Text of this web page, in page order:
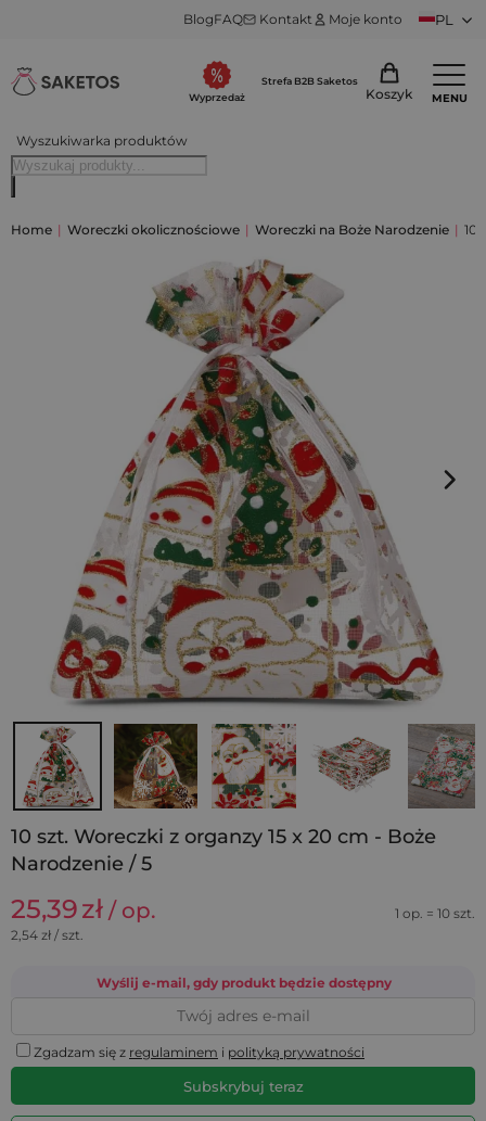
BlogFAQ Kontakt Moje konto PL
Wyszukiwarka produktów
Wyprzedaż
Strefa B2B Saketos
Koszyk MENU
Home | Woreczki okolicznościowe | Woreczki na Boże Narodzenie | 10
10 szt. Woreczki z organzy 15 x 20 cm - Boże
Narodzenie / 5
25,39zł / op.
1 op. = 10 szt.
2,54 zł / szt.
Wyślij e-mail, gdy produkt będzie dostępny
Zgadzam się z regulaminem i polityką prywatności
Subskrybuj teraz